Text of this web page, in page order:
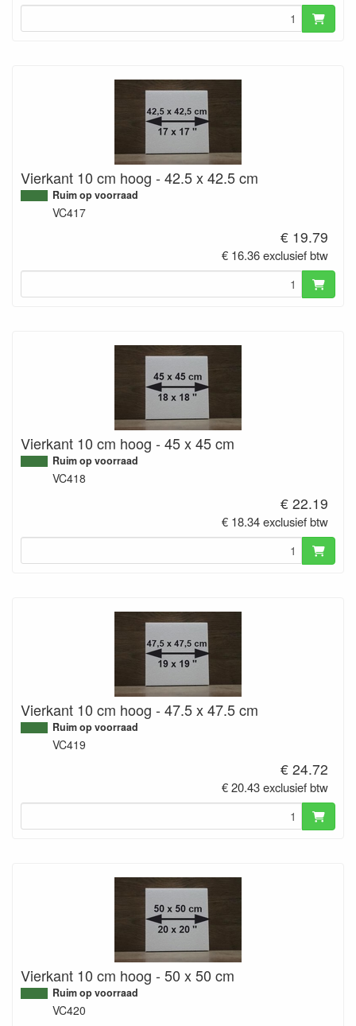
Vierkant 10 cm hoog - 42.5 x 42.5 cm
Ruim op voorraad
VC417
€ 19.79
€ 16.36 exclusief btw
Vierkant 10 cm hoog - 45 x 45 cm
Ruim op voorraad
VC418
€ 22.19
€ 18.34 exclusief btw
Vierkant 10 cm hoog - 47.5 x 47.5 cm
Ruim op voorraad
VC419
€ 24.72
€ 20.43 exclusief btw
Vierkant 10 cm hoog - 50 x 50 cm
Ruim op voorraad
VC420